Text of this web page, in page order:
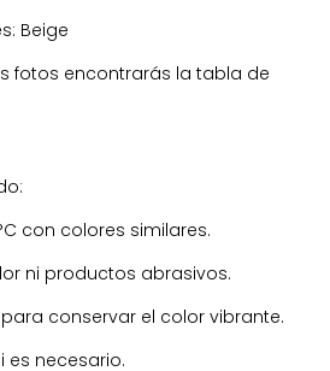
Beige
fotos encontrarás la tabla de
con colores similares.
ni productos abrasivos.
conservar el color vibrante.
es necesario.